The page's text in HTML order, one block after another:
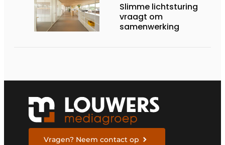
Slimme lichtsturing
vraagt om
samenwerking
Vragen? Neem contact op